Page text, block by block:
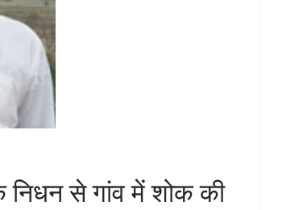
से गांव में शोक की